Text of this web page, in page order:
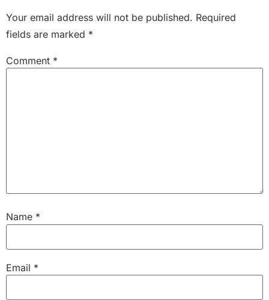
Your email address will not be published. Required
fields are marked *
Comment *
Name *
Email *